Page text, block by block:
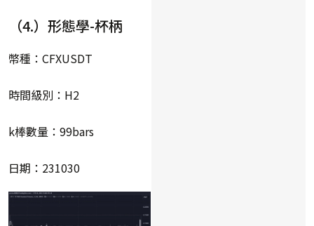
（4.）形態學-杯柄
幣種：CFXUSDT
時間級別：H2
k棒數量：99bars
日期：231030